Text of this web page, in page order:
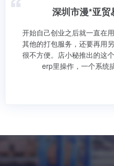
深圳市漫*亚贸
开始自己创业之后就一直在
其他的打包服务，还要再用
很不方便。店小秘推出的这
erp里操作，一个系统